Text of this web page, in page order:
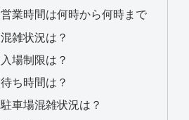
営業時間は何時から何時まで
混雑状況は？
入場制限は？
待ち時間は？
駐車場混雑状況は？